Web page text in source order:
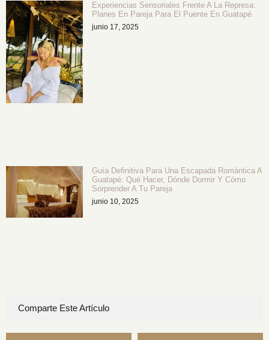
Experiencias Sensoriales Frente A La Represa:
Planes En Pareja Para El Puente En Guatapé
junio 17, 2025
Guía Definitiva Para Una Escapada Romántica A
Guatapé: Qué Hacer, Dónde Dormir Y Cómo
Sorprender A Tu Pareja
junio 10, 2025
Comparte Este Artículo